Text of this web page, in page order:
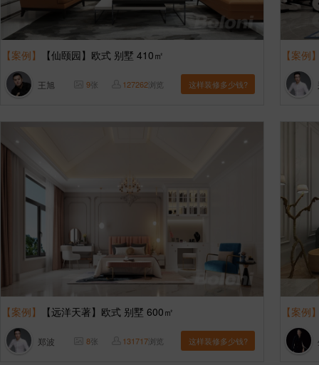
【案例】 【仙颐园】欧式 别墅 410㎡
王旭 9张 127262浏览 这样装修多少钱?
【案例
【案例】 【远洋天著】欧式 别墅 600㎡
郑波 8张 131717浏览 这样装修多少钱?
【案例